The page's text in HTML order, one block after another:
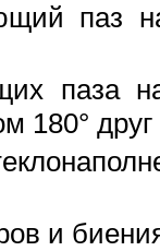
паз
паза
180° друг
и